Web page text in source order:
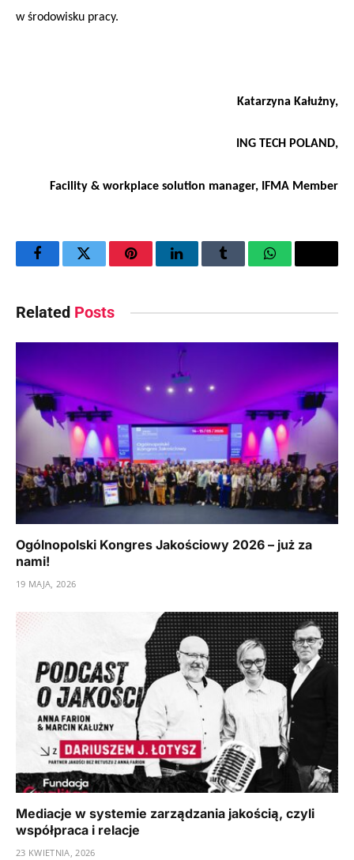
w środowisku pracy.
Katarzyna Kałużny,
ING TECH POLAND,
Facility & workplace solution manager, IFMA Member
FacebookTwitter PinterestLinkedInTumblr WhatsAppEmail
Related Posts
Ogólnopolski Kongres Jakościowy 2026 – już za
nami!
19 MAJA, 2026
Mediacje w systemie zarządzania jakością, czyli
współpraca i relacje
23 KWIETNIA, 2026